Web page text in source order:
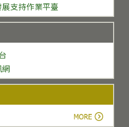
支持作業平臺